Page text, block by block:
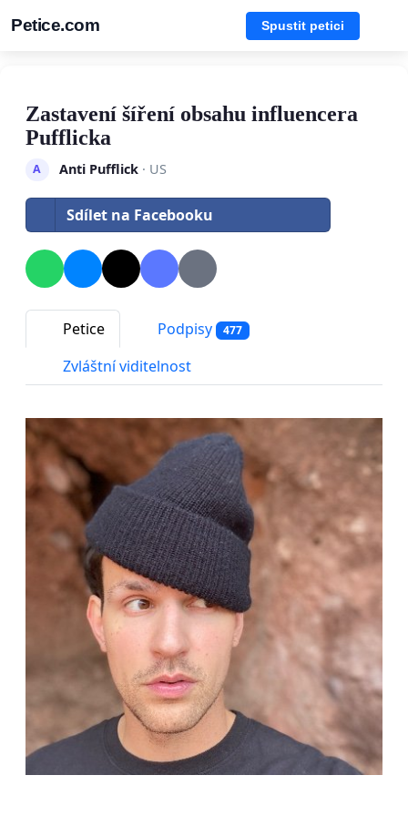
Petice.com Spustit petici
Zastavení šíření obsahu influencera
Pufflicka
A Anti Pufflick· US
Sdílet na Facebooku
Petice Podpisy 477
Zvláštní viditelnost